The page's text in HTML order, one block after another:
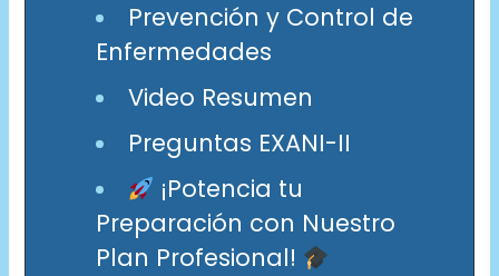
Prevención y Control de
Enfermedades
Video Resumen
Preguntas EXANI-II
¡Potencia tu
Preparación con Nuestro
Plan Profesional!